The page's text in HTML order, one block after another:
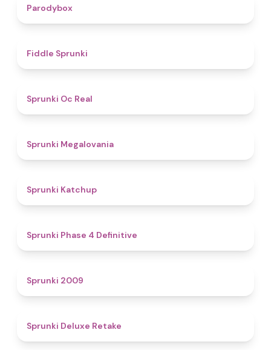
Parodybox
Fiddle Sprunki
Sprunki Oc Real
Sprunki Megalovania
Sprunki Katchup
Sprunki Phase 4 Definitive
Sprunki 2009
Sprunki Deluxe Retake